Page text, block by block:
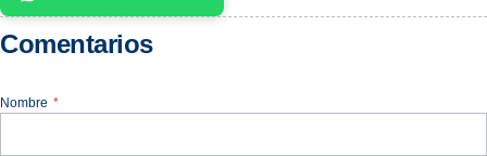
Comentarios
Nombre *